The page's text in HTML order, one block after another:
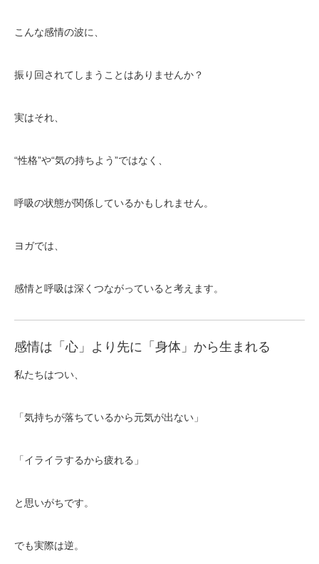
こんな感情の波に、
振り回されてしまうことはありませんか？
実はそれ、
“性格”や“気の持ちよう”ではなく、
呼吸の状態が関係しているかもしれません。
ヨガでは、
感情と呼吸は深くつながっていると考えます。
感情は「心」より先に「身体」から生まれる
私たちはつい、
「気持ちが落ちているから元気が出ない」
「イライラするから疲れる」
と思いがちです。
でも実際は逆。